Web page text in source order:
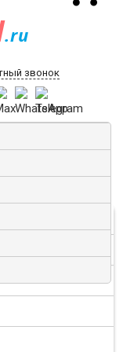
.ru
звонок